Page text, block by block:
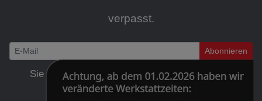
verpasst.
Abonnieren
Sie können den Newsletter jederzeit kostenlos